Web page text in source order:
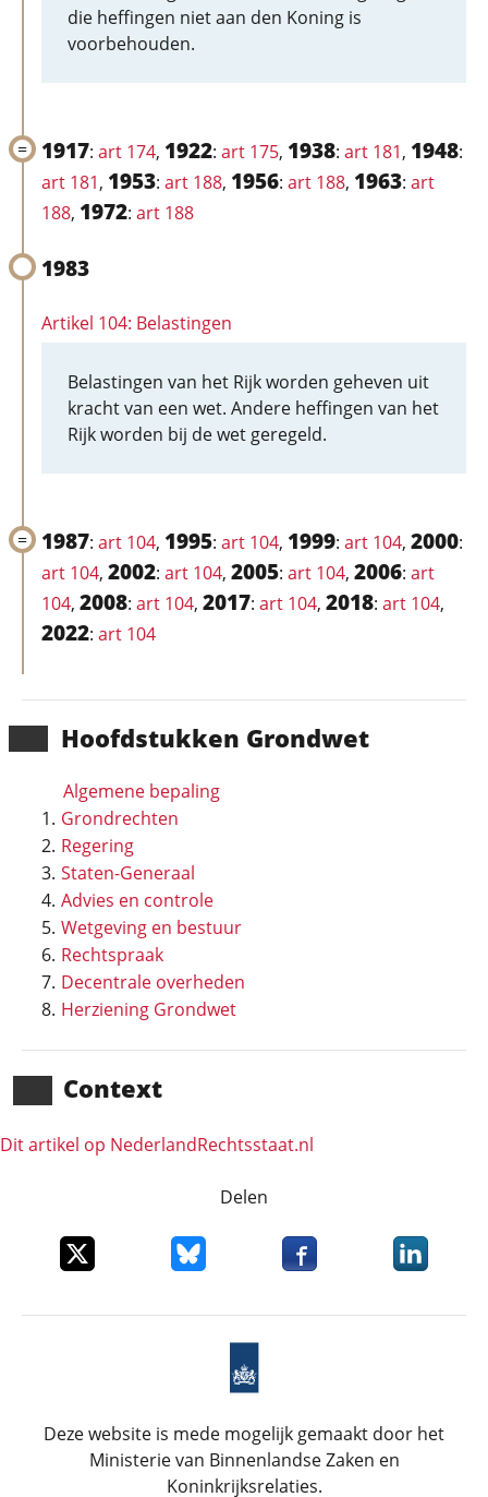
Hoofd­stukken Grondwet
Algemene bepaling
Grondrechten
Regering
Staten-Generaal
Advies en controle
Wetgeving en bestuur
Rechtspraak
Decentrale overheden
Herziening Grondwet
Context
Dit artikel op NederlandRechts­staat.nl
die heffingen niet aan den Koning is
voorbehouden.
1917: art 174, 1922: art 175, 1938: art 181, 1948:
art 181, 1953: art 188, 1956: art 188, 1963: art
188, 1972: art 188
1983
Artikel 104: Belastingen
Belastingen van het Rijk worden geheven uit
kracht van een wet. Andere heffingen van het
Rijk worden bij de wet geregeld.
1987: art 104, 1995: art 104, 1999: art 104, 2000:
art 104, 2002: art 104, 2005: art 104, 2006: art
104, 2008: art 104, 2017: art 104, 2018: art 104,
2022: art 104
Delen
Deel dit item op XDeel dit item op Bluesky
Deel dit item opDeel dit
Deze website is mede mogelijk gemaakt door het
Ministerie van Binnenlandse Zaken en
Koninkrijksrelaties.